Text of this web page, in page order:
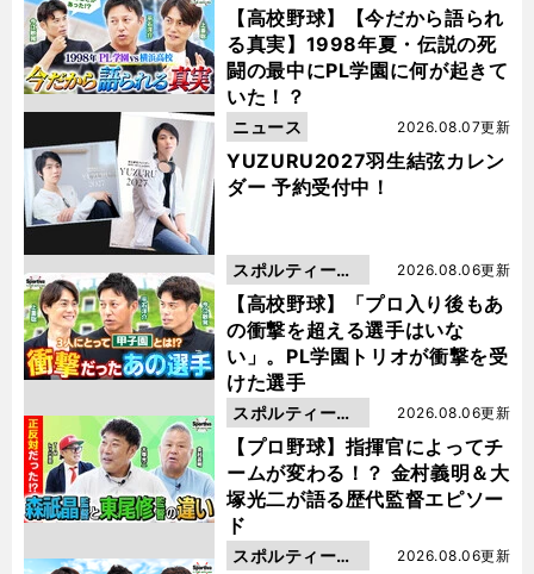
【高校野球】【今だから語られ
る真実】1998年夏・伝説の死
闘の最中にPL学園に何が起きて
いた！？
動画
YUZURU2027羽生結弦カレン
ダー 予約受付中！
2026.08.07更新
ニュース
【高校野球】「プロ入り後もあ
の衝撃を超える選手はいな
い」。PL学園トリオが衝撃を受
けた選手
2026.08.06更新
スポルティーバ
動画
【プロ野球】指揮官によってチ
ームが変わる！？ 金村義明＆大
塚光二が語る歴代監督エピソー
ド
2026.08.06更新
スポルティーバ
動画
2026.08.06更新
スポルティーバ